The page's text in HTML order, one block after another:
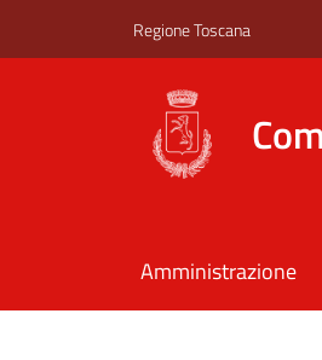
Regione Toscana
Amministrazione